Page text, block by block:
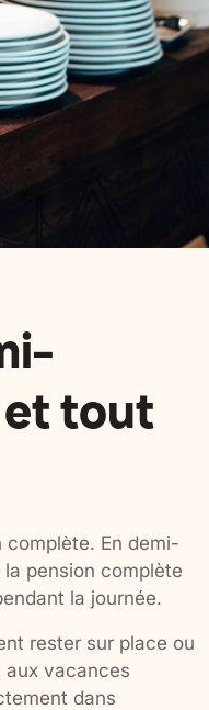
tout
complète. En demi-
pension complète
la journée.
rester sur place ou
aux vacances
dans